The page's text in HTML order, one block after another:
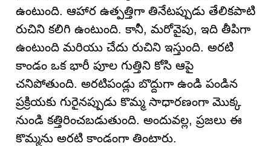
ఉంటుంది. ఆహార ఉత్పత్తిగా తినేటప్పుడు తేలికపాటి
రుచిని కలిగి ఉంటుంది. కానీ, మరోవైపు, ఇది తీపిగా
ఉంటుంది మరియు చేదు రుచిని ఇస్తుంది. అరటి
కాండం ఒక భారీ పూల గుత్తిని కోసి ఆపై
చనిపోతుంది. అరటిపండ్లు బొద్దుగా ఉండి పండిన
ప్రక్రియకు గురైనప్పుడు కొమ్మ సాధారణంగా మొక్క
నుండి కత్తిరించబడుతుంది. అందువల్ల, ప్రజలు ఈ
కొమ్మను అరటి కాండంగా తింటారు.